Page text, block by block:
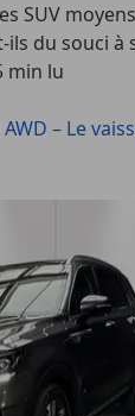
SUV
du souci à
min lu
– Le